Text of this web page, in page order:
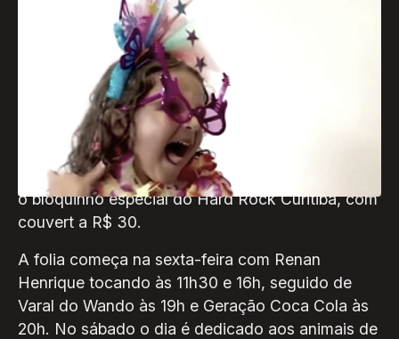
Para quem quer fugir do Carnaval de rua, o Hard
Rock Cafe Curitiba traz uma programação
intensa de sexta (17) a terça (21) com muita
música, o menu que faz sucesso no mundo todo
e, ainda, CarnaPet, Bailinho dos Avós e uma
super Matinê Kids. E mais: todos os dias haverá
o bloquinho especial do Hard Rock Curitiba, com
couvert a R$ 30.
A folia começa na sexta-feira com Renan
Henrique tocando às 11h30 e 16h, seguido de
Varal do Wando às 19h e Geração Coca Cola às
20h. No sábado o dia é dedicado aos animais de